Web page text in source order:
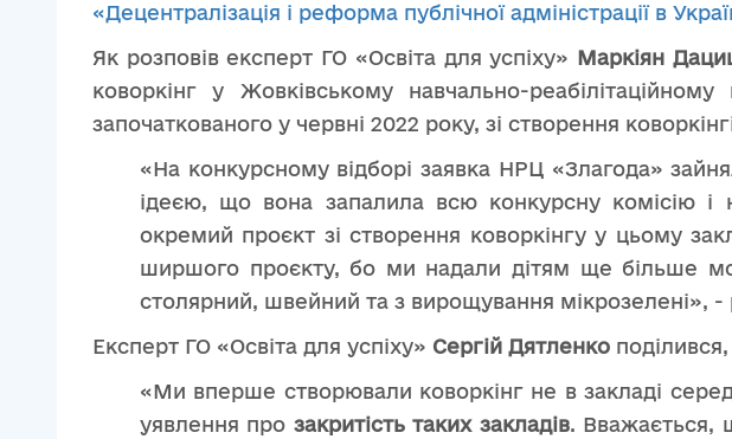
«Децентралізація і реформа публічної адміністрації в
Як розповів експерт ГО «Освіта для успіху» Маркіян
коворкінг у Жовківському навчально-
започаткованого у червні 2022 року, зі створення
«На конкурсному відборізаявка НРЦ «Злагода»
ідеєю, що вона запалила всю конкурсну комісію і
окремий проєкт зі створення коворкінгу у цьому
ширшого проєкту, бо ми надали дітям ще більше
столярний, швейний та з вирощування мікрозелені»,
Експерт ГО «Освіта для успіху» Сергій Дятленко
«Ми вперше створювали коворкінг не в закладі
уявлення про закритість таких закладів. Вважається,